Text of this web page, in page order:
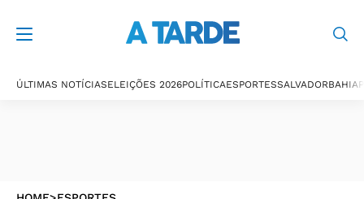
ÚLTIMAS NOTÍCIASELEIÇÕES 2026POLÍTICAESPORTESSALVADORBAHIA